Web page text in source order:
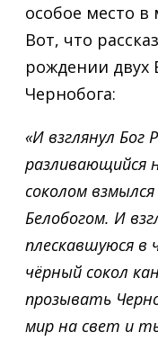
особое место в
Вот, что
рождении двух
Чернобога:
«И взглянул Бог
разливающийся
соколом
Белобогом. И
плескавшуюся в
чёрный сокол
прозывать
мир на свет и